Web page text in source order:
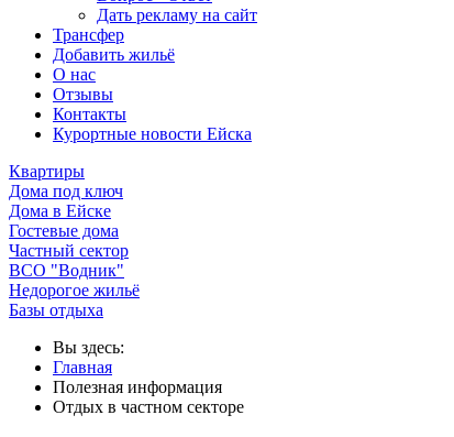
Дать рекламу на сайт
Трансфер
Добавить жильё
О нас
Отзывы
Контакты
Курортные новости Ейска
Квартиры
Дома под ключ
Дома в Ейске
Гостевые дома
Частный сектор
ВСО "Водник"
Недорогое жильё
Базы отдыха
Вы здесь:
Главная
Полезная информация
Отдых в частном секторе